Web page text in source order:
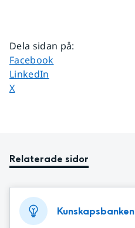
Dela sidan på:
Dela sidan på
Facebook
Dela sidan på
LinkedIn
Dela sidan på
X
Relaterade sidor
Kunskapsbanken